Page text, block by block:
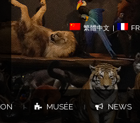
繁體中文 | FR
MUSÉE NEWS